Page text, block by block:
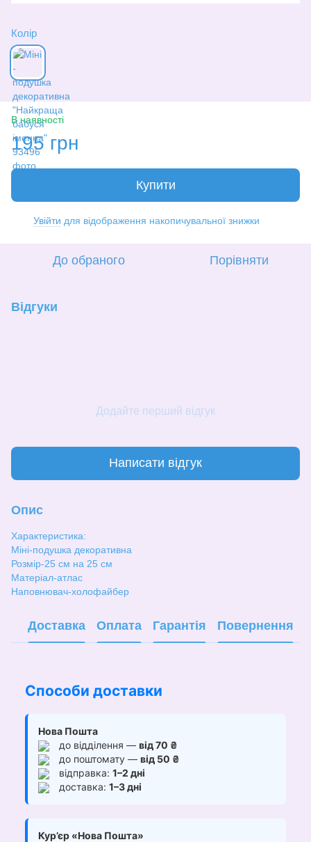
Колір
В наявності
195 грн
Купити
Увійти для відображення накопичувальної знижки
До обраного Порівняти
Відгуки
Додайте перший відгук
Написати відгук
Опис
Характеристика:
Міні-подушка декоративна
Розмір-25 см на 25 см
Матеріал-атлас
Наповнювач-холофайбер
Доставка Оплата Гарантія Повернення
Способи доставки
Нова Пошта
до відділення — від 70 ₴
до поштомату — від 50 ₴
відправка: 1–2 дні
доставка: 1–3 дні
Кур’єр «Нова Пошта»